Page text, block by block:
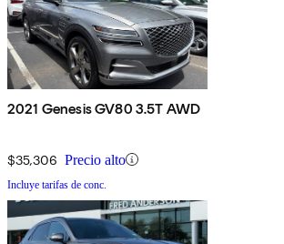
2021 Genesis GV80 3.5T AWD
$35,306 Precio alto
Incluye tarifas de conc.